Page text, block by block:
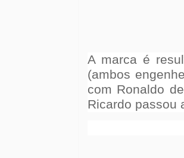
A marca é
(ambos
com Ronaldo
Ricardo passou